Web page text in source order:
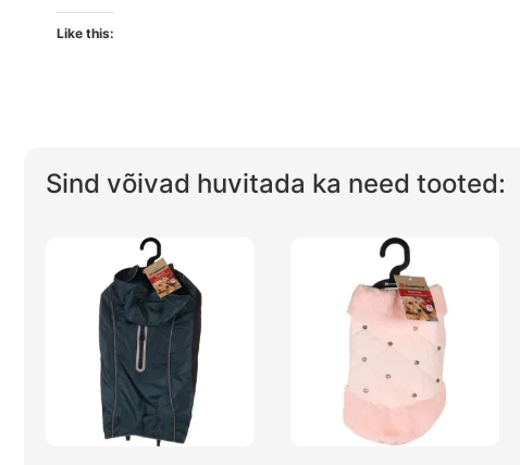
Like this:
Sind võivad huvitada ka need tooted: